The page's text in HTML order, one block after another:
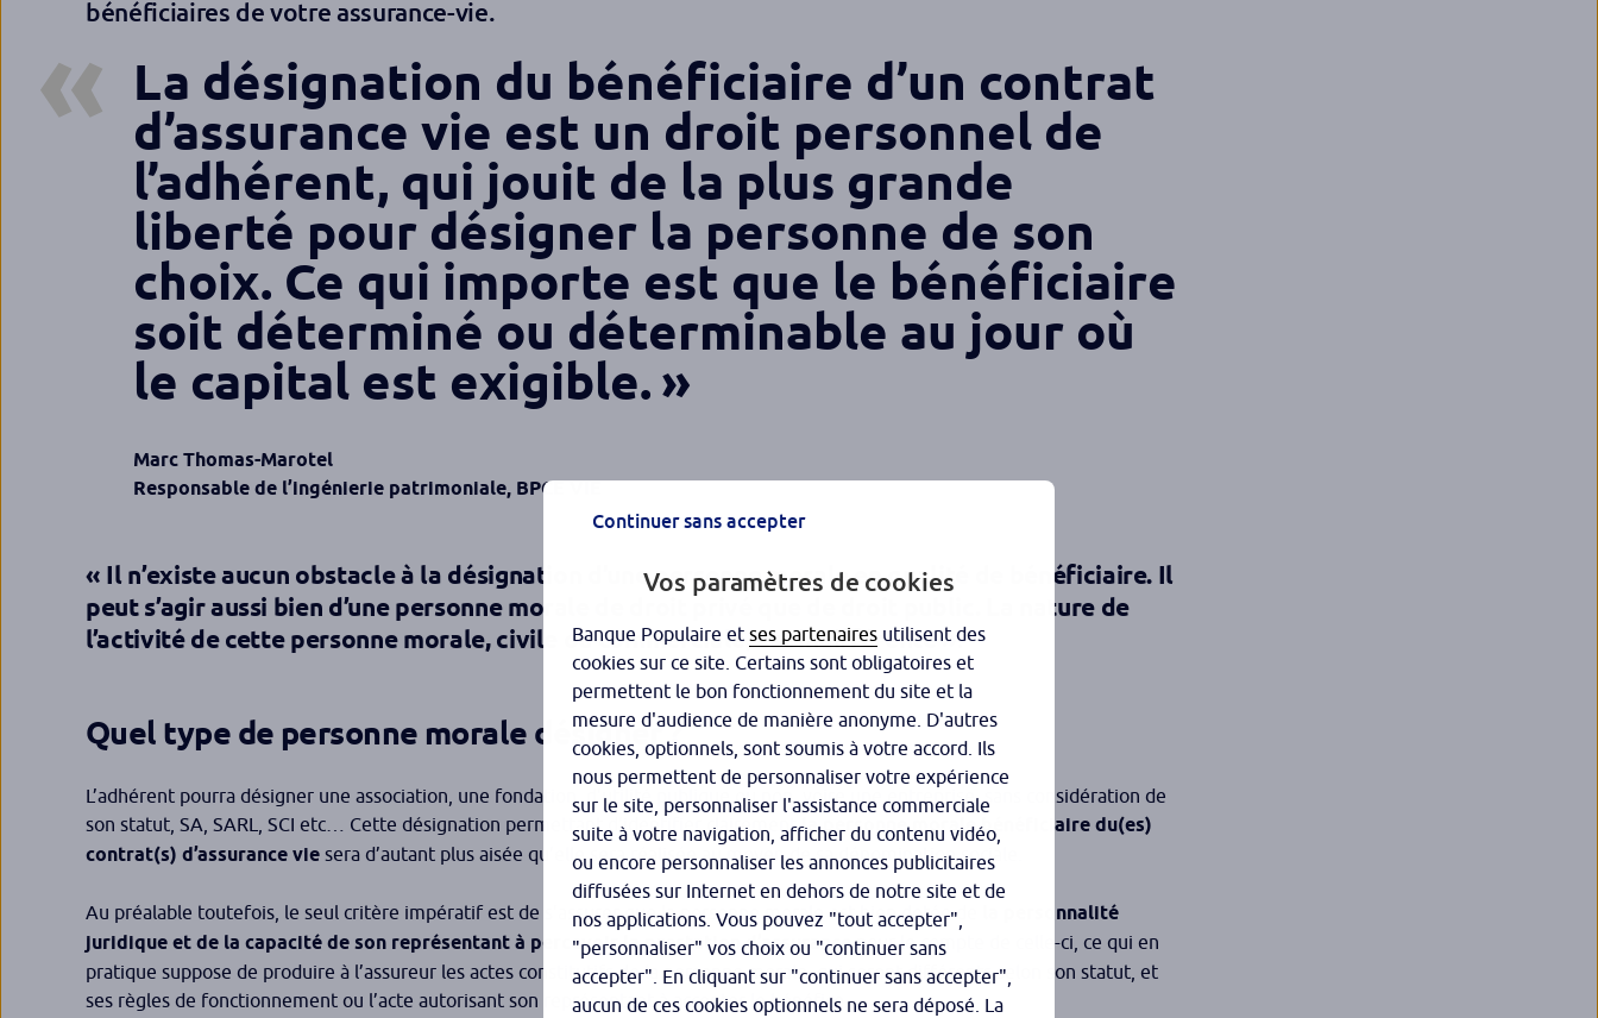
bénéficiaires de votre assurance-vie.
La désignation du bénéficiaire d’un contrat
d’assurance vie est un droit personnel de
l’adhérent, qui jouit de la plus grande
liberté pour désigner la personne de son
choix. Ce qui importe est que le bénéficiaire
soit déterminé ou déterminable au jour où
le capital est exigible.
Marc Thomas-Marotel
Responsable de l’ingénierie patrimoniale, BPCE VIE
« Il n’existe aucun obstacle à la désignation d’une personne morale en qualité de bénéficiaire. Il
peut s’agir aussi bien d’une personne morale de droit privé que de droit public. La nature de
l’activité de cette personne morale, civile ou commerciale, est indifférente ».
Quel type de personne morale désigner ?
L’adhérent pourra désigner une association, une fondation, d’utilité publique ou non, voire une entreprise, sans considération de
son statut, SA, SARL, SCI etc… Cette désignation permettant d’identifier clairementla personne morale bénéficiaire du(es)
contrat(s) d’assurance vie sera d’autant plus aisée qu’elle sera réalisée au moyen de sa dénomination sociale.
Au préalable toutefois, le seul critère impératif est de s’assurer que la personne morale est bien dotée de
la personnalité
juridique et de la capacité de son représentant à percevoir la prestation d’assurancepour le compte de celle-ci, ce qui en
pratique suppose de produire à l’assureur les actes constitutifs de la personne morale, qui seront différents selon son statut, et
ses règles de fonctionnement ou l’acte autorisant son représentant à accepter le bénéfice.
Continuer sans accepter
Vos paramètres de cookies
Banque Populaire et ses partenaires utilisent des
cookies sur ce site. Certains sont obligatoires et
permettent le bon fonctionnement du site et la
mesure d'audience de manière anonyme. D'autres
cookies, optionnels, sont soumis à votre accord. Ils
nous permettent de personnaliser votre expérience
sur le site, personnaliser l'assistance commerciale
suite à votre navigation, afficher du contenu vidéo,
ou encore personnaliser les annonces publicitaires
diffusées sur Internet en dehors de notre site et de
nos applications. Vous pouvez "tout accepter",
"personnaliser" vos choix ou "continuer sans
accepter". En cliquant sur "continuer sans accepter",
aucun de ces cookies optionnels ne sera déposé. La